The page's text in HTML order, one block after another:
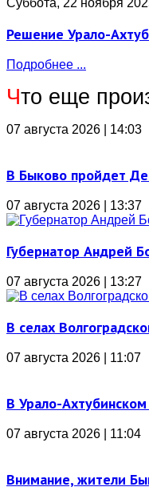
Суббота, 22 ноября
Решение Урало-
Подробнее ...
Что еще
07 августа 2026 | 14:03
В Быково пройдет
07 августа 2026 | 13:37
Губернатор Андрей
07 августа 2026 | 13:27
В селах
07 августа 2026 | 11:07
В Урало-
07 августа 2026 | 11:04
Внимание, жители